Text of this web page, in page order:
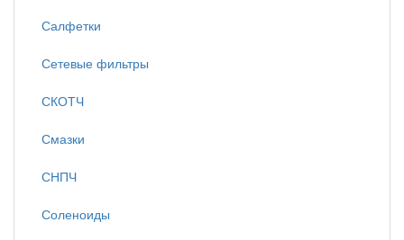
Салфетки
Сетевые фильтры
СКОТЧ
Смазки
СНПЧ
Соленоиды